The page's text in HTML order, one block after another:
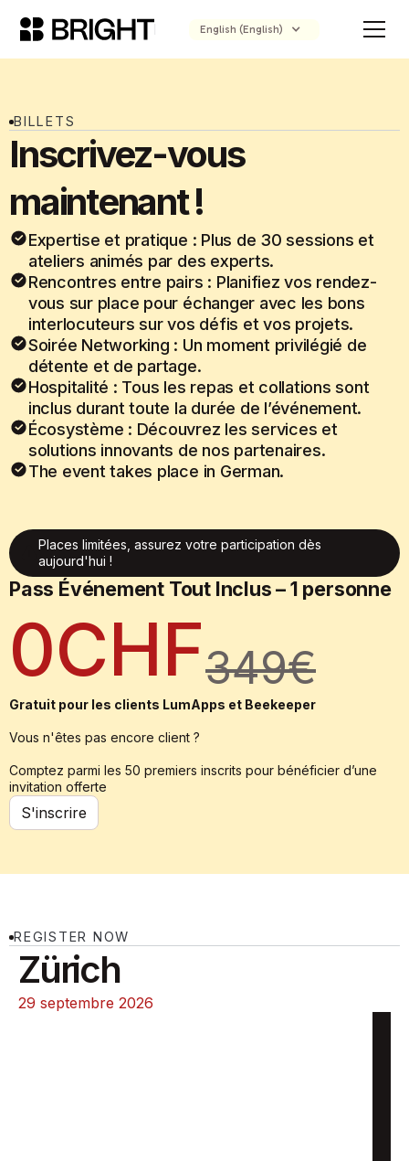
English (English)
BILLETS
Inscrivez-vous
maintenant !
Expertise et pratique : Plus de 30 sessions et
ateliers animés par des experts.
Rencontres entre pairs : Planifiez vos rendez-
vous sur place pour échanger avec les bons
interlocuteurs sur vos défis et vos projets.
Soirée Networking : Un moment privilégié de
détente et de partage.
Hospitalité : Tous les repas et collations sont
inclus durant toute la durée de l’événement.
Écosystème : Découvrez les services et
solutions innovants de nos partenaires.
The event takes place in German.
Places limitées, assurez votre participation dès
aujourd'hui !
Pass Événement Tout Inclus – 1 personne
0CHF349€
Gratuit pour les clients LumApps et Beekeeper
Vous n'êtes pas encore client ?
Comptez parmi les 50 premiers inscrits pour bénéficier d’une
invitation offerte
S'inscrire
REGISTER NOW
Zürich
29 septembre 2026